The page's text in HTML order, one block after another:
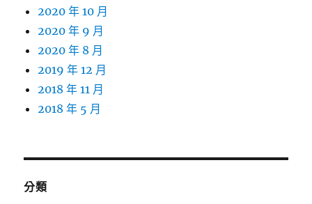
2020 年 10 月
2020 年 9 月
2020 年 8 月
2019 年 12 月
2018 年 11 月
2018 年 5 月
分類